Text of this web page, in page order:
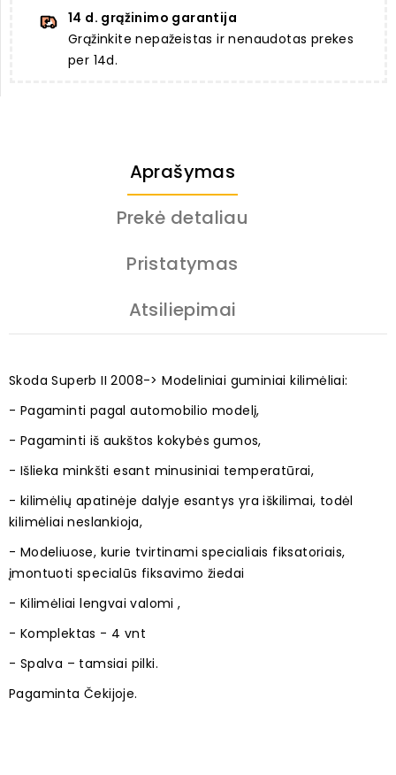
14 d. grąžinimo garantija
Grąžinkite nepažeistas ir nenaudotas prekes
per 14d.
Aprašymas
Prekė detaliau
Pristatymas
Atsiliepimai
Skoda Superb II 2008-> Modeliniai guminiai kilimėliai:
- Pagaminti pagal automobilio modelį,
- Pagaminti iš aukštos kokybės gumos,
- Išlieka minkšti esant minusiniai temperatūrai,
- kilimėlių apatinėje dalyje esantys yra iškilimai, todėl
kilimėliai neslankioja,
- Modeliuose, kurie tvirtinami specialiais fiksatoriais,
įmontuoti specialūs fiksavimo žiedai
- Kilimėliai lengvai valomi ,
- Komplektas - 4 vnt
- Spalva – tamsiai pilki.
Pagaminta Čekijoje.